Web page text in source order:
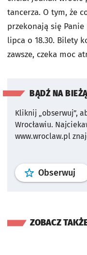
tancerza. O tym, że
przekonają się Panie
lipca o 18.30. Bilety
zawsze, czeka moc
BĄDŹ NA
Kliknij „obserwuj”,
Wrocławiu.
www.wroclaw.pl
Obserwuj
ZOBACZ